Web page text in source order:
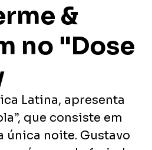
&
no "Dose
Latina, apresenta
que consiste em
única noite. Gustavo